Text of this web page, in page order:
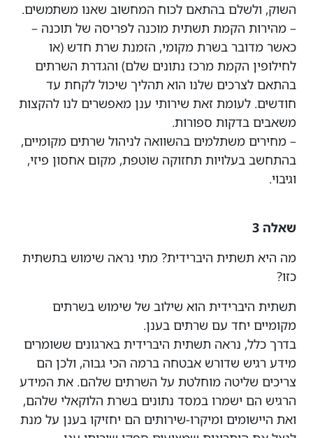
השוק, ולשלם בהתאם לכוח המחשוב שאנו משתמשים.
– מהירות הקמת תשתית מוכנה לפריסה של תוכנה –
כאשר מדובר בשרת מקומי, הזמנת שרת חדש (או
לחילופין הקמת מרכז נתונים שלם) והגדרת השרתים
בהתאם לצרכים שלנו הוא תהליך שיכול לקחת עד
חודשים. לעומת זאת שירותי ענן מאפשרים לנו להקצות
משאבים בדקות ספורות.
– מחירים משתלמים בהשוואה לניהול שרתים מקומיים,
בהתחשב בעלויות תחזוקה שוטפת, מקום אחסון פיזי,
וגיבוי.
שאלה 3
מה היא תשתית היברידית? מתי נראה שימוש בתשתית
כזו?
תשתית היברידית הוא שילוב של שימוש בשרתים
מקומיים יחד עם שרתים בענן.
בדרך כלל, נראה תשתית היברידית בארגונים ששומרים
מידע רגיש שדורש אבטחה ברמה הכי גבוה, ולכן הם
צריכים שליטה מוחלטת על השרתים שלהם. את המידע
הרגיש הם ישמרו במסד נתונים בשרת הלוקאלי שלהם,
ואת היישומים ומיקרו-שירותים הם יחזיקו בענן על מנת